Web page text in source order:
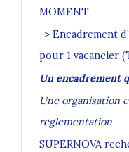
MOMENT
-> Encadrement
pour 1 vacancier
Un encadrement
Une organisation
règlementation
SUPERNOVA